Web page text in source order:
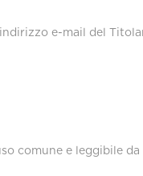
e-mail del
comune e leggibile